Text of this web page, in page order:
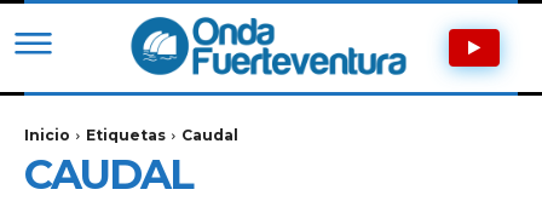
Inicio Etiquetas Caudal
CAUDAL